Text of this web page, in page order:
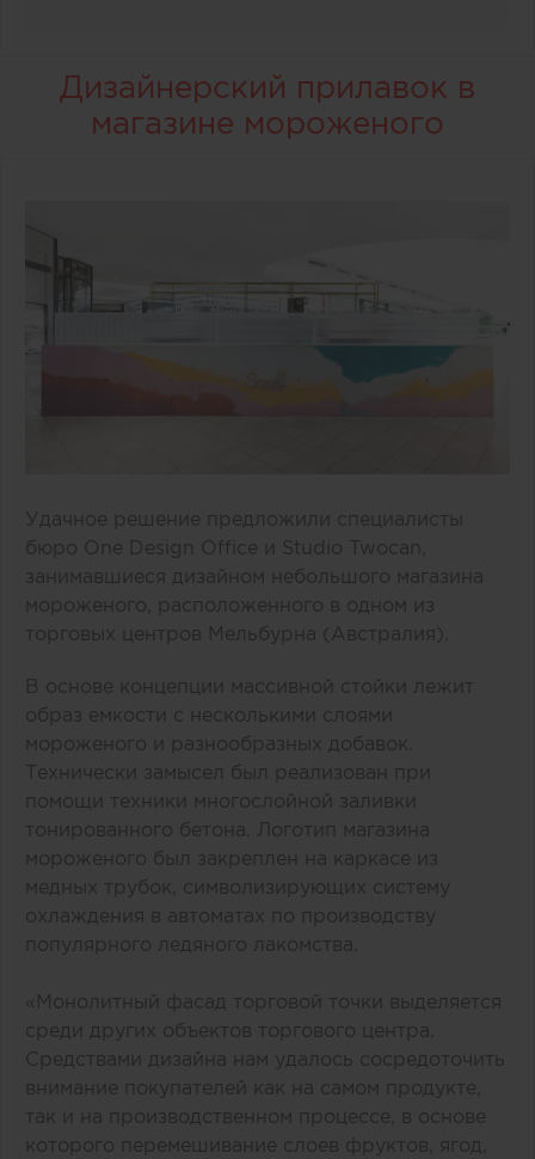
Дизайнерский прилавок в
магазине мороженого
Удачное решение предложили специалисты
бюро One Design Office и Studio Twocan,
занимавшиеся дизайном небольшого магазина
мороженого, расположенного в одном из
торговых центров Мельбурна (Австралия).
В основе концепции массивной стойки лежит
образ емкости с несколькими слоями
мороженого и разнообразных добавок.
Технически замысел был реализован при
помощи техники многослойной заливки
тонированного бетона. Логотип магазина
мороженого был закреплен на каркасе из
медных трубок, символизирующих систему
охлаждения в автоматах по производству
популярного ледяного лакомства.
«Монолитный фасад торговой точки выделяется
среди других объектов торгового центра.
Средствами дизайна нам удалось сосредоточить
внимание покупателей как на самом продукте,
так и на производственном процессе, в основе
которого перемешивание слоев фруктов, ягод,